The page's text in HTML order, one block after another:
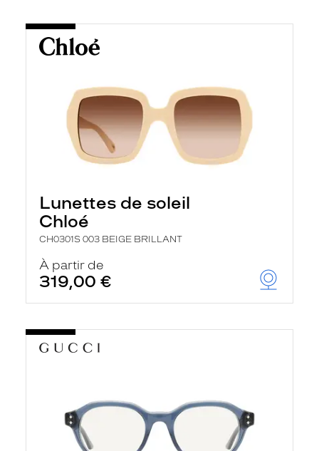
Lunettes de soleil
Chloé
CH0301S 003 BEIGE BRILLANT
À partir de
319,00 €